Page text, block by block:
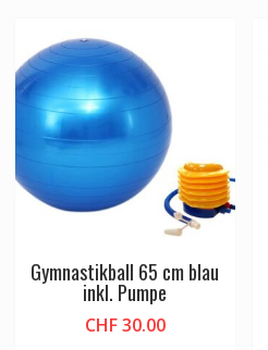
Gymnastikball 65 cm blau
inkl. Pumpe
CHF30.00